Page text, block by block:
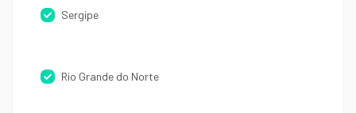
Sergipe
Rio Grande do Norte